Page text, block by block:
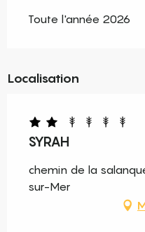
Toute l'année 2026
Localisation
SYRAH
chemin de la
sur-Mer